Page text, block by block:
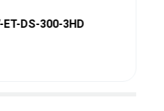
DS-300-3HD